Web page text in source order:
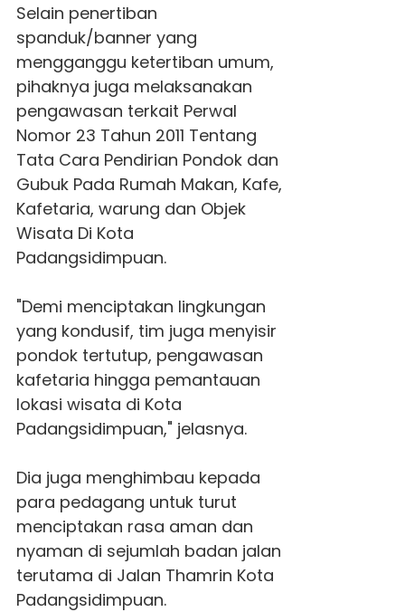
Selain penertiban
spanduk/banner yang
mengganggu ketertiban umum,
pihaknya juga melaksanakan
pengawasan terkait Perwal
Nomor 23 Tahun 2011 Tentang
Tata Cara Pendirian Pondok dan
Gubuk Pada Rumah Makan, Kafe,
Kafetaria, warung dan Objek
Wisata Di Kota
Padangsidimpuan.
"Demi menciptakan lingkungan
yang kondusif, tim juga menyisir
pondok tertutup, pengawasan
kafetaria hingga pemantauan
lokasi wisata di Kota
Padangsidimpuan," jelasnya.
Dia juga menghimbau kepada
para pedagang untuk turut
menciptakan rasa aman dan
nyaman di sejumlah badan jalan
terutama di Jalan Thamrin Kota
Padangsidimpuan.